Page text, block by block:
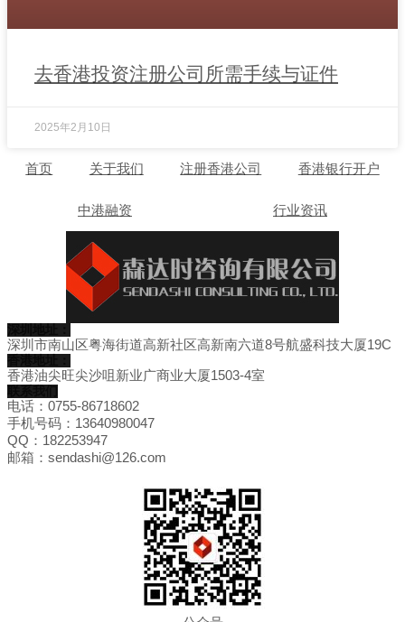
去香港投资注册公司所需手续与证件
2025年2月10日
首页 关于我们 注册香港公司 香港银行开户
中港融资 行业资讯
深圳市南山区粤海街道高新社区高新南六道8号航盛科技大厦19C
香港油尖旺尖沙咀新业广商业大厦1503-4室
电话：0755-86718602
手机号码：13640980047
QQ：182253947
邮箱：sendashi@126.com